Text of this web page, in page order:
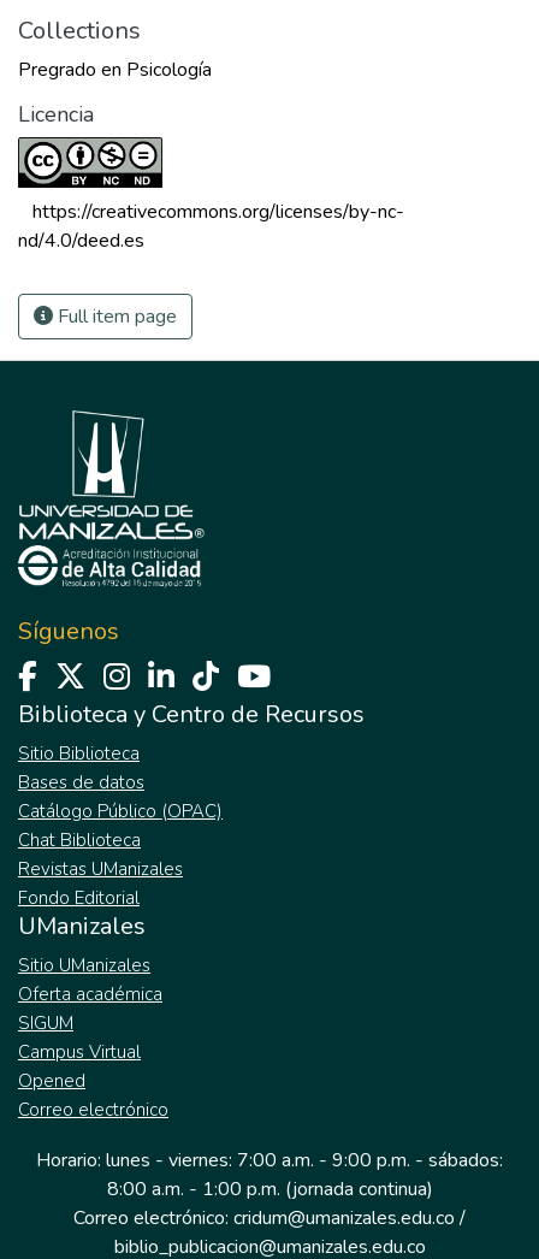
Collections
Pregrado en Psicología
Licencia
https://creativecommons.org/licenses/by-nc-
nd/4.0/deed.es
Full item page
Síguenos
Biblioteca y Centro de Recursos
Sitio Biblioteca
Bases de datos
Catálogo Público (OPAC)
Chat Biblioteca
Revistas UManizales
Fondo Editorial
UManizales
Sitio UManizales
Oferta académica
SIGUM
Campus Virtual
Opened
Correo electrónico
Horario: lunes - viernes: 7:00 a.m. - 9:00 p.m. - sábados:
8:00 a.m. - 1:00 p.m. (jornada continua)
Correo electrónico: cridum@umanizales.edu.co /
biblio_publicacion@umanizales.edu.co